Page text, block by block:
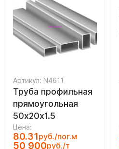
Артикул: N4611
Труба профильная
прямоугольная
50х20х1.5
Цена:
80.31руб./пог.м
50 900руб./т